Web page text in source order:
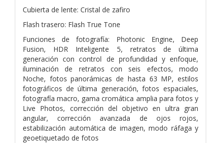
Cubierta de lente: Cristal de zafiro
Flash trasero: Flash True Tone
Funciones de fotografía: Photonic Engine, Deep
Fusion, HDR Inteligente 5, retratos de última
generación con control de profundidad y enfoque,
iluminación de retratos con seis efectos, modo
Noche, fotos panorámicas de hasta 63 MP, estilos
fotográficos de última generación, fotos espaciales,
fotografía macro, gama cromática amplia para fotos y
Live Photos, corrección del objetivo en ultra gran
angular, corrección avanzada de ojos rojos,
estabilización automática de imagen, modo ráfaga y
geoetiquetado de fotos